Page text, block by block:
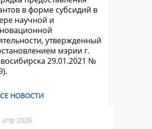
в форме субсидий в
научной и
утвержденный
мэрии г.
29.01.2021 №
НОВОСТИ
апр 2026